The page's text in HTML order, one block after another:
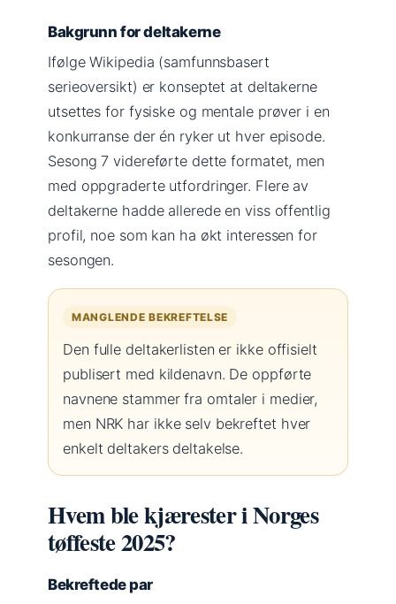
Bakgrunn for deltakerne
Ifølge Wikipedia (samfunnsbasert
serieoversikt) er konseptet at deltakerne
utsettes for fysiske og mentale prøver i en
konkurranse der én ryker ut hver episode.
Sesong 7 videreførte dette formatet, men
med oppgraderte utfordringer. Flere av
deltakerne hadde allerede en viss offentlig
profil, noe som kan ha økt interessen for
sesongen.
MANGLENDE BEKREFTELSE
Den fulle deltakerlisten er ikke offisielt
publisert med kildenavn. De oppførte
navnene stammer fra omtaler i medier,
men NRK har ikke selv bekreftet hver
enkelt deltakers deltakelse.
Hvem ble kjærester i Norges
tøffeste 2025?
Bekreftede par